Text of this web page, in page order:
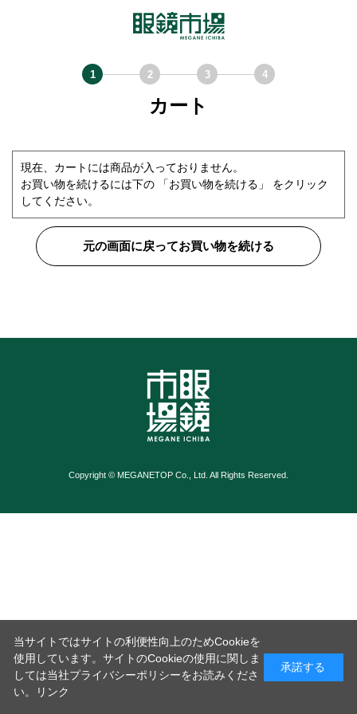
カート
現在、カートには商品が入っておりません。
お買い物を続けるには下の 「お買い物を続ける」 をクリック
してください。
元の画面に戻ってお買い物を続ける
Copyright © MEGANETOP Co., Ltd. All Rights Reserved.
当サイトではサイトの利便性向上のためCookieを
使用しています。サイトのCookieの使用に関しま
しては当社プライバシーポリシーをお読みくださ
い。
リンク
承諾する